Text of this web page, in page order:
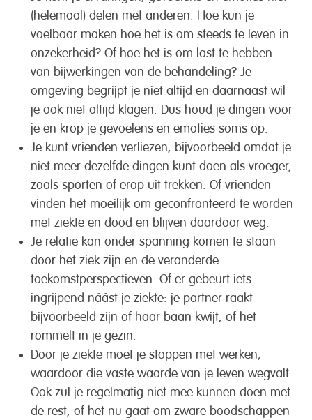
(helemaal) delen met anderen. Hoe kun je
voelbaar maken hoe het is om steeds te leven in
onzekerheid? Of hoe het is om last te hebben
van bijwerkingen van de behandeling? Je
omgeving begrijpt je niet altijd en daarnaast wil
je ook niet altijd klagen. Dus houd je dingen voor
je en krop je gevoelens en emoties soms op.
Je kunt vrienden verliezen, bijvoorbeeld omdat je
niet meer dezelfde dingen kunt doen als vroeger,
zoals sporten of erop uit trekken. Of vrienden
vinden het moeilijk om geconfronteerd te worden
met ziekte en dood en blijven daardoor weg.
Je relatie kan onder spanning komen te staan
door het ziek zijn en de veranderde
toekomstperspectieven. Of er gebeurt iets
ingrijpend náást je ziekte: je partner raakt
bijvoorbeeld zijn of haar baan kwijt, of het
rommelt in je gezin.
Door je ziekte moet je stoppen met werken,
waardoor die vaste waarde van je leven wegvalt.
Ook zul je regelmatig niet mee kunnen doen met
de rest, of het nu gaat om zware boodschappen